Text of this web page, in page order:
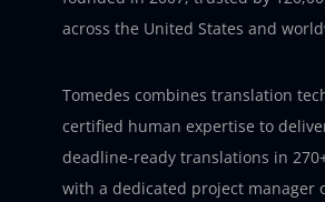
across the United States and
Tomedes combines translation
certified human expertise to
deadline-ready translations in
with a dedicated project manager